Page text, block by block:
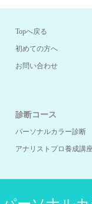
Topへ戻る
初めての方へ
お問い合わせ
診断コース
パーソナルカラー診断
アナリストプロ養成講